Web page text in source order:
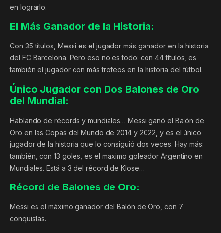
en lograrlo.
El Más Ganador de la Historia:
Con 35 títulos, Messi es el jugador más ganador en la historia
del FC Barcelona. Pero eso no es todo: con 44 títulos, es
también el jugador con más trofeos en la historia del fútbol.
Único Jugador con Dos Balones de Oro
del Mundial:
Hablando de récords y mundiales… Messi ganó el Balón de
Oro en las Copas del Mundo de 2014 y 2022, y es el único
jugador de la historia que lo consiguió dos veces. Hay más:
también, con 13 goles, es el máximo goleador Argentino en
Mundiales. Está a 3 del récord de Klose…
Récord de Balones de Oro:
Messi es el máximo ganador del Balón de Oro, con 7
conquistas.